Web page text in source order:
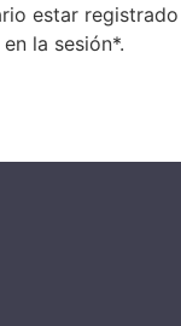
estar registrado
la sesión*.